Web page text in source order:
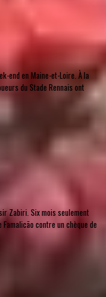
end en Maine-et-Loire. À la
du Stade Rennais ont
Zabiri. Six mois seulement
contre un chèque de